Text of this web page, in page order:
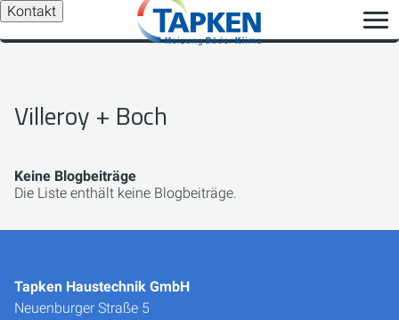
Kontakt
Villeroy + Boch
Keine Blogbeiträge
Die Liste enthält keine Blogbeiträge.
Tapken Haustechnik GmbH
Neuenburger Straße 5